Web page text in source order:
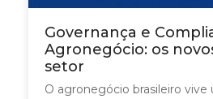
Governança e
Agronegócio: os
setor
O agronegócio brasileiro